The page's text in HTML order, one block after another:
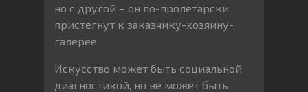
но с другой – он по-пролетарски
пристегнут к заказчику-хозяину-
галерее.
Искусство может быть социальной
диагностикой, но не может быть